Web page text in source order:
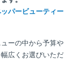
パービューティー
ーの中から予算や
広くお選びいただ